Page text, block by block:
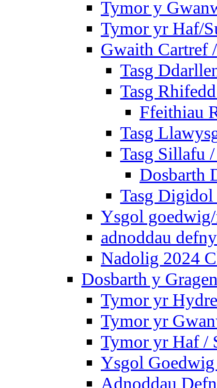
Tymor y
Tymor yr Haf/
Gwaith Cartref
Tasg
Tasg
Ffeithiau
Tasg
Tasg Sillafu
Dosbarth
Tasg
Ysgol
adnoddau
Nadolig 2024
Dosbarth y
Tymor yr
Tymor yr
Tymor yr Haf /
Ysgol
Adnoddau